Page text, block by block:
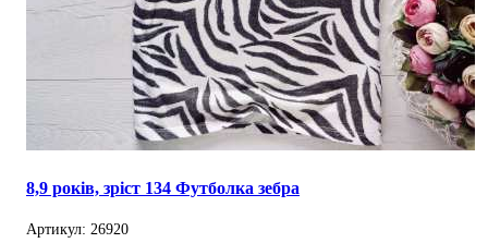
8,9 років, зріст 134 Футболка зебра
Артикул: 26920